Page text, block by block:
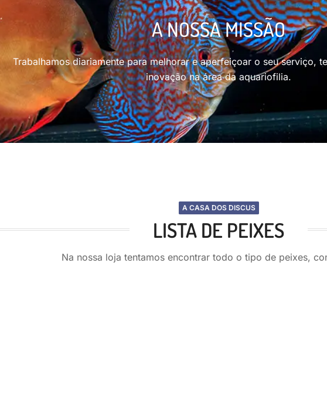
A NOSSA MISSÃO
Trabalhamos diariamente para melhorar e aperfeiçoar o seu serviço,
inovação na área da aquariofilia.
A CASA DOS DISCUS
LISTA DE PEIXES
Na nossa loja tentamos encontrar todo o tipo de peixes,